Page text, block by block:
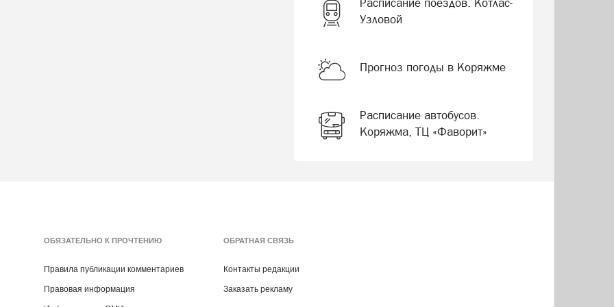
Узловой
Прогноз погоды в Коряжме
Расписание автобусов.
Коряжма, ТЦ «Фаворит»
ОБЯЗАТЕЛЬНО К ПРОЧТЕНИЮ
Правила публикации комментариев
Правовая информация
ОБРАТНАЯ СВЯЗЬ
Контакты редакции
Заказать рекламу